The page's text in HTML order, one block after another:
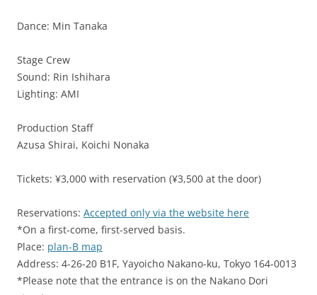
Dance: Min Tanaka
Stage Crew
Sound: Rin Ishihara
Lighting: AMI
Production Staff
Azusa Shirai, Koichi Nonaka
Tickets: ¥3,000 with reservation (¥3,500 at the door)
Reservations: Accepted only via the website here
*On a first-come, first-served basis.
Place: plan-B map
Address: 4-26-20 B1F, Yayoicho Nakano-ku, Tokyo 164-0013
*Please note that the entrance is on the Nakano Dori